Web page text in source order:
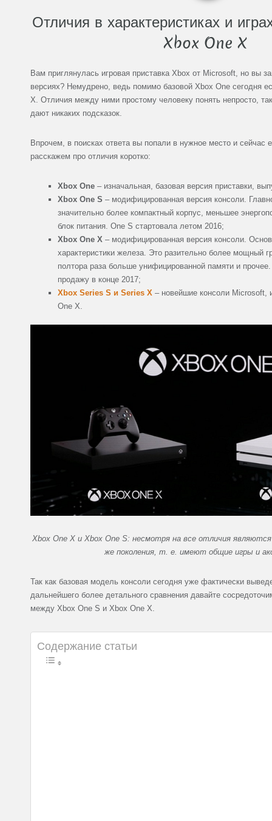
Отличия в характеристиках и
Xbox One X
Вам приглянулась игровая приставка Xbox от Microsoft, но вы
версиях? Немудрено, ведь помимо базовой Xbox One сегодня
X. Отличия между ними простому человеку понять непросто,
дают никаких подсказок.
Впрочем, в поисках ответа вы попали в нужное место и сейчас
расскажем про отличия коротко:
Xbox One – изначальная, базовая версия приставки,
Xbox One S – модифицированная версия консоли.
значительно более компактный корпус, меньшее
блок питания. One S стартовала летом 2016;
Xbox One X – модифицированная версия консоли.
характеристики железа. Это разительно более мощный
полтора раза больше унифицированной памяти и
продажу в конце 2017;
Xbox Series S и Series X – новейшие консоли
One X.
Xbox One X и Xbox One S: несмотря на все отличия
же поколения, т. е. имеют общие игры и
Так как базовая модель консоли сегодня уже фактически
дальнейшего более детального сравнения давайте
между Xbox One S и Xbox One X.
Содержание статьи